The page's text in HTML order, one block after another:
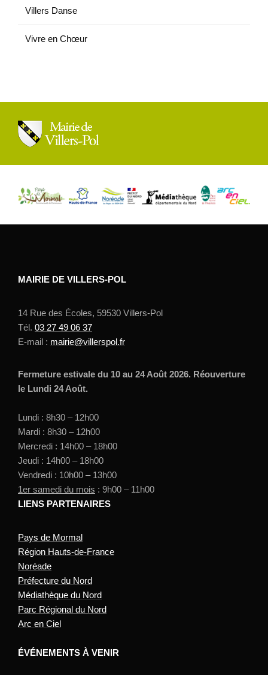
Villers Danse
Vivre en Chœur
MAIRIE DE VILLERS-POL
14 Rue des Écoles, 59530 Villers-Pol
Tél. 03 27 49 06 37
E-mail : mairie@villerspol.fr
Fermeture estivale du 10 au 24 Août 2026. Réouverture
le Lundi 24 Août.
Lundi : 8h30 – 12h00
Mardi : 8h30 – 12h00
Mercredi : 14h00 – 18h00
Jeudi : 14h00 – 18h00
Vendredi : 10h00 – 13h00
1er samedi du mois : 9h00 – 11h00
LIENS PARTENAIRES
Pays de Mormal
Région Hauts-de-France
Noréade
Préfecture du Nord
Médiathèque du Nord
Parc Régional du Nord
Arc en Ciel
ÉVÉNEMENTS À VENIR